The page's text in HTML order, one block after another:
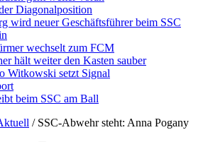
Diagonalposition
wird neuer Geschäftsführer beim SSC
wechselt zum FCM
hält weiter den Kasten sauber
Witkowski setzt Signal
beim SSC am Ball
/ SSC-Abwehr steht: Anna Pogany